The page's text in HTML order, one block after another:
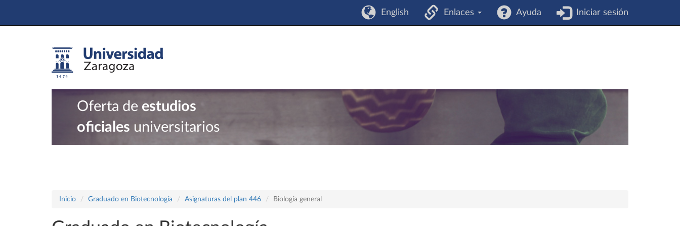
English Enlaces Ayuda Iniciar sesión
Oferta de estudios
oficiales universitarios
Inicio Graduado en Biotecnología Asignaturas del plan 446 Biología general